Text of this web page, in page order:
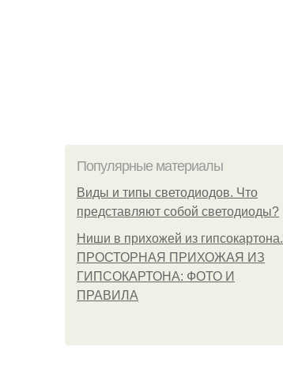
Популярные материалы
Виды и типы светодиодов. Что
представляют собой светодиоды?
Ниши в прихожей из гипсокартона.
ПРОСТОРНАЯ ПРИХОЖАЯ ИЗ
ГИПСОКАРТОНА: ФОТО И
ПРАВИЛА